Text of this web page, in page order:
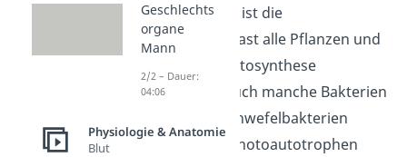
Photoautotrophie ist die
Photosynthese
. Fast alle Pflanzen und
Algen können Photosynthese
betreiben. Aber auch manche Bakterien
wie die grünen Schwefelbakterien
können das. Die photoautotrophen
Geschlechts
organe
Mann
2/2 – Dauer:
04:06
Physiologie & Anatomie
Blut